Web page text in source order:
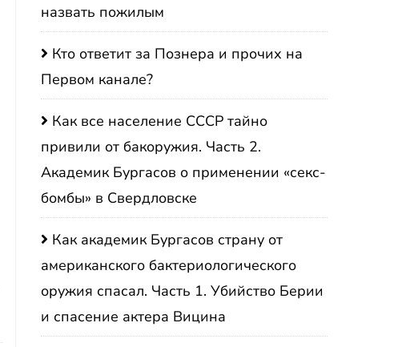
назвать пожилым
Кто ответит за Познера и прочих на
Первом канале?
Как все население СССР тайно
привили от бакоружия. Часть 2.
Академик Бургасов о применении «секс-
бомбы» в Свердловске
Как академик Бургасов страну от
американского бактериологического
оружия спасал. Часть 1. Убийство Берии
и спасение актера Вицина